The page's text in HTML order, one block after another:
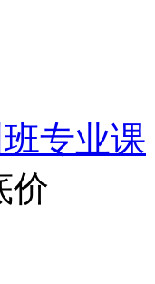
专业课
价